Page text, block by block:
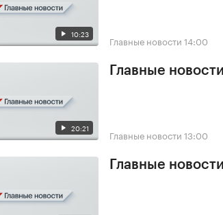
10:23 Главные новости 14:00
20:21
Главные
Главные новости 13:00
Главные